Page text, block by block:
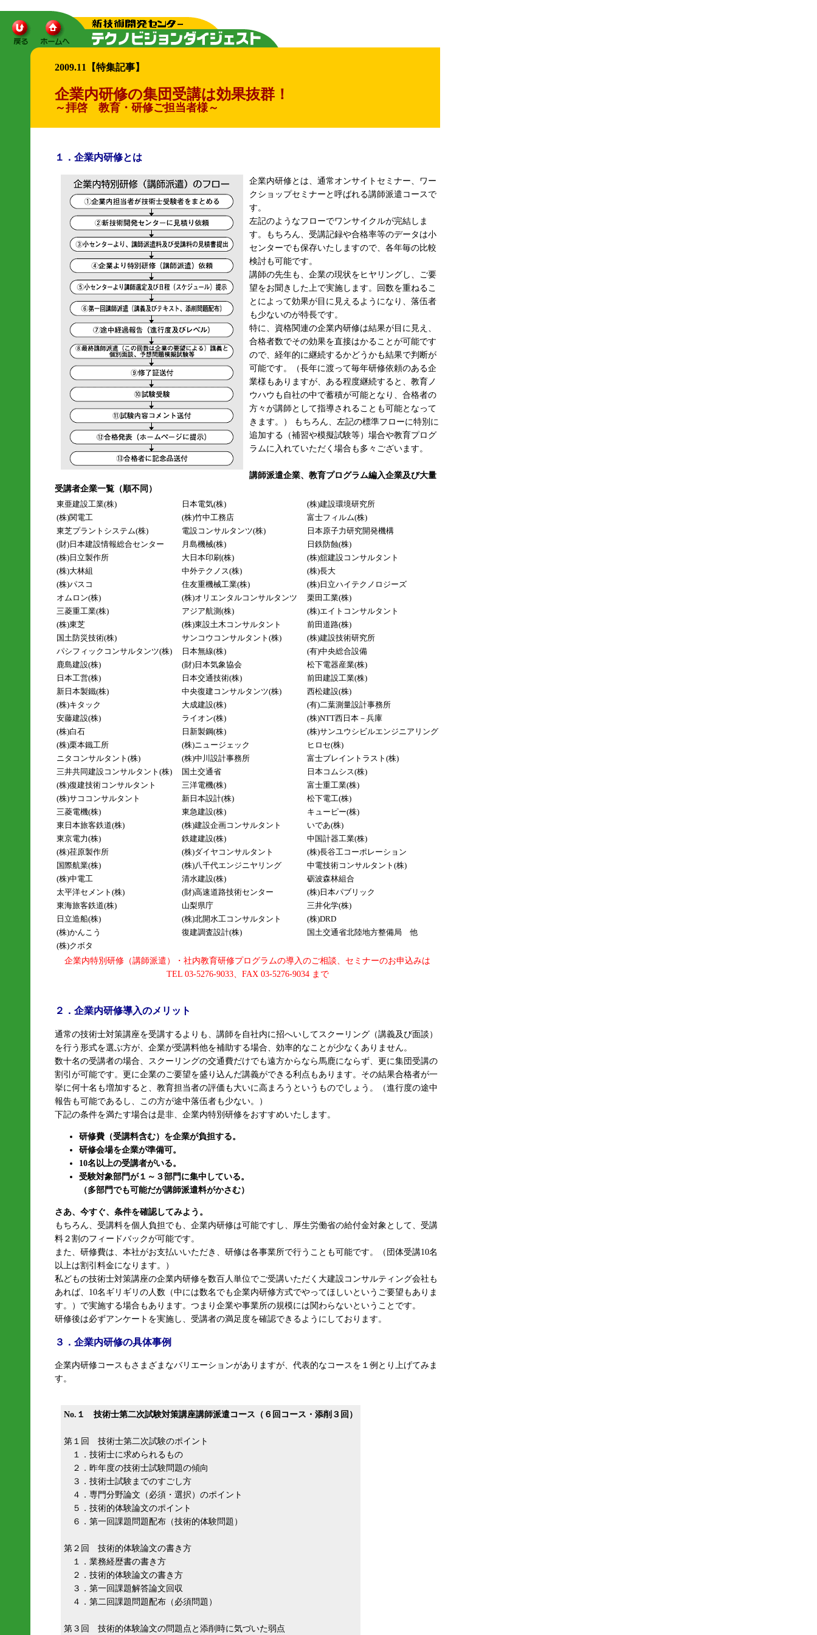
2009.11【特集記事】
企業内研修の集団受講は効果抜群！
～拝啓 教育・研修ご担当者様～
１．企業内研修とは
企業内研修とは、通常オンサイトセミナー、ワー
クショップセミナーと呼ばれる講師派遣コースで
す。
左記のようなフローでワンサイクルが完結しま
す。もちろん、受講記録や合格率等のデータは小
センターでも保存いたしますので、各年毎の比較
検討も可能です。
講師の先生も、企業の現状をヒヤリングし、ご要
望をお聞きした上で実施します。回数を重ねるこ
とによって効果が目に見えるようになり、落伍者
も少ないのが特長です。
特に、資格関連の企業内研修は結果が目に見え、
合格者数でその効果を直接はかることが可能です
ので、経年的に継続するかどうかも結果で判断が
可能です。（長年に渡って毎年研修依頼のある企
業様もありますが、ある程度継続すると、教育ノ
ウハウも自社の中で蓄積が可能となり、合格者の
方々が講師として指導されることも可能となって
きます。） もちろん、左記の標準フローに特別に
追加する（補習や模擬試験等）場合や教育プログ
ラムに入れていただく場合も多々ございます。
講師派遣企業、教育プログラム編入企業及び大量
受講者企業一覧（順不同）
東亜建設工業(株)
(株)関電工
東芝プラントシステム(株)
(財)日本建設情報総合センター
(株)日立製作所
(株)大林組
(株)パスコ
オムロン(株)
三菱重工業(株)
(株)東芝
国土防災技術(株)
パシフィックコンサルタンツ(株)
鹿島建設(株)
日本工営(株)
新日本製鐵(株)
(株)キタック
安藤建設(株)
(株)白石
(株)栗本鐵工所
ニタコンサルタント(株)
三井共同建設コンサルタント(株)
(株)復建技術コンサルタント
(株)サココンサルタント
三菱電機(株)
東日本旅客鉄道(株)
東京電力(株)
(株)荏原製作所
国際航業(株)
(株)中電工
太平洋セメント(株)
東海旅客鉄道(株)
日立造船(株)
(株)かんこう
(株)クボタ
日本電気(株)
(株)竹中工務店
電設コンサルタンツ(株)
月島機械(株)
大日本印刷(株)
中外テクノス(株)
住友重機械工業(株)
(株)オリエンタルコンサルタンツ
アジア航測(株)
(株)東設土木コンサルタント
サンコウコンサルタント(株)
日本無線(株)
(財)日本気象協会
日本交通技術(株)
中央復建コンサルタンツ(株)
大成建設(株)
ライオン(株)
日新製鋼(株)
(株)ニュージェック
(株)中川設計事務所
国土交通省
三洋電機(株)
新日本設計(株)
東急建設(株)
(株)建設企画コンサルタント
鉄建建設(株)
(株)ダイヤコンサルタント
(株)八千代エンジニヤリング
清水建設(株)
(財)高速道路技術センター
山梨県庁
(株)北開水工コンサルタント
復建調査設計(株)
(株)建設環境研究所
富士フィルム(株)
日本原子力研究開発機構
日鉄防蝕(株)
(株)舘建設コンサルタント
(株)長大
(株)日立ハイテクノロジーズ
栗田工業(株)
(株)エイトコンサルタント
前田道路(株)
(株)建設技術研究所
(有)中央総合設備
松下電器産業(株)
前田建設工業(株)
西松建設(株)
(有)二葉測量設計事務所
(株)NTT西日本－兵庫
(株)サンユウシビルエンジニアリング
ヒロセ(株)
富士ブレイントラスト(株)
日本コムシス(株)
富士重工業(株)
松下電工(株)
キューピー(株)
いであ(株)
中国計器工業(株)
(株)長谷工コーポレーション
中電技術コンサルタント(株)
砺波森林組合
(株)日本パブリック
三井化学(株)
(株)DRD
国土交通省北陸地方整備局 他
企業内特別研修（講師派遣）・社内教育研修プログラムの導入のご相談、セミナーのお申込みは
TEL 03-5276-9033、FAX 03-5276-9034 まで
２．企業内研修導入のメリット
通常の技術士対策講座を受講するよりも、講師を自社内に招へいしてスクーリング（講義及び面談）
を行う形式を選ぶ方が、企業が受講料他を補助する場合、効率的なことが少なくありません。
数十名の受講者の場合、スクーリングの交通費だけでも遠方からなら馬鹿にならず、更に集団受講の
割引が可能です。更に企業のご要望を盛り込んだ講義ができる利点もあります。その結果合格者が一
挙に何十名も増加すると、教育担当者の評価も大いに高まろうというものでしょう。（進行度の途中
報告も可能であるし、この方が途中落伍者も少ない。）
下記の条件を満たす場合は是非、企業内特別研修をおすすめいたします。
研修費（受講料含む）を企業が負担する。
研修会場を企業が準備可。
10名以上の受講者がいる。
受験対象部門が１～３部門に集中している。
（多部門でも可能だが講師派遣料がかさむ）
さあ、今すぐ、条件を確認してみよう。
もちろん、受講料を個人負担でも、企業内研修は可能ですし、厚生労働省の給付金対象として、受講
料２割のフィードバックが可能です。
また、研修費は、本社がお支払いいただき、研修は各事業所で行うことも可能です。（団体受講10名
以上は割引料金になります。）
私どもの技術士対策講座の企業内研修を数百人単位でご受講いただく大建設コンサルティング会社も
あれば、10名ギリギリの人数（中には数名でも企業内研修方式でやってほしいというご要望もありま
す。）で実施する場合もあります。つまり企業や事業所の規模には関わらないということです。
研修後は必ずアンケートを実施し、受講者の満足度を確認できるようにしております。
３．企業内研修の具体事例
企業内研修コースもさまざまなバリエーションがありますが、代表的なコースを１例とり上げてみま
す。
No.１ 技術士第二次試験対策講座講師派遣コース（６回コース・添削３回）
第１回 技術士第二次試験のポイント
１．技術士に求められるもの
２．昨年度の技術士試験問題の傾向
３．技術士試験までのすごし方
４．専門分野論文（必須・選択）のポイント
５．技術的体験論文のポイント
６．第一回課題問題配布（技術的体験問題）
第２回 技術的体験論文の書き方
１．業務経歴書の書き方
２．技術的体験論文の書き方
３．第一回課題解答論文回収
４．第二回課題問題配布（必須問題）
第３回 技術的体験論文の問題点と添削時に気づいた弱点